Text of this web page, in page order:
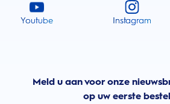
Youtube Instagram
Meld u aan voor onze
op uw eerste